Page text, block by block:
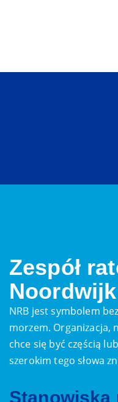
Zespół
Noordwijk
NRB jest symbolem
morzem. Organizacja,
chce się być częścią
szerokim tego słowa
Stanowiska